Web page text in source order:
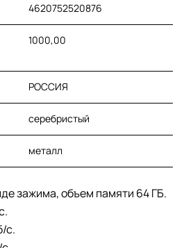
4620752520876
1000,00
РОССИЯ
серебристый
металл
зажима, объем памяти 64 ГБ.
с.